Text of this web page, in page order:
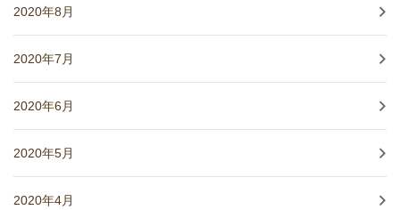
2020年8月
2020年7月
2020年6月
2020年5月
2020年4月